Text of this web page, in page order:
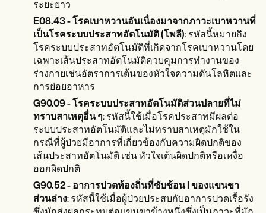
ระยะยาว
E08.43 - โรคเบาหวานอันเนื่องมาจากภาวะเบาหวานที่
เป็นโรคระบบประสาทอัตโนมัติ (โพลี): รหัสนี้หมายถึง
โรคระบบประสาทอัตโนมัติที่เกิดจากโรคเบาหวานโดย
เฉพาะเส้นประสาทอัตโนมัติควบคุมการทำงานของ
ร่างกายเช่นอัตราการเต้นของหัวใจความดันโลหิตและ
การย่อยอาหาร
G90.09 - โรคระบบประสาทอัตโนมัติส่วนปลายที่ไม่
ทราบสาเหตุอื่น ๆ: รหัสนี้ใช้เมื่อโรคประสาทมีผลต่อ
ระบบประสาทอัตโนมัติและไม่ทราบสาเหตุมักใช้ใน
กรณีที่ผู้ป่วยมีอาการที่เกี่ยวข้องกับความผิดปกติของ
เส้นประสาทอัตโนมัติ เช่น หัวใจเต้นผิดปกติหรือเหงื่อ
ออกผิดปกติ
G90.52 - อาการปวดท้องถิ่นที่ซับซ้อน I ของแขนขา
ส่วนล่าง: รหัสนี้ใช้เมื่อผู้ป่วยประสบกับอาการปวดเรื้อรัง